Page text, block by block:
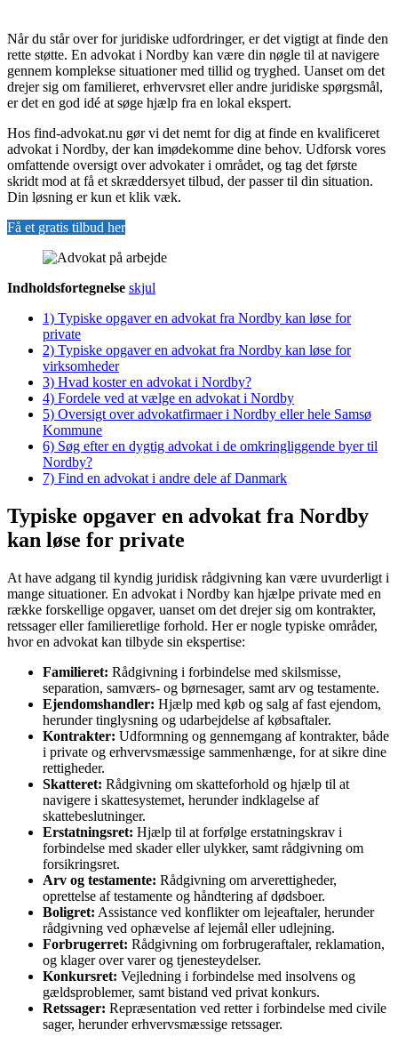
Når du står over for juridiske udfordringer, er det vigtigt at finde den
rette støtte. En advokat i Nordby kan være din nøgle til at navigere
gennem komplekse situationer med tillid og tryghed. Uanset om det
drejer sig om familieret, erhvervsret eller andre juridiske spørgsmål,
er det en god idé at søge hjælp fra en lokal ekspert.
Hos find-advokat.nu gør vi det nemt for dig at finde en kvalificeret
advokat i Nordby, der kan imødekomme dine behov. Udforsk vores
omfattende oversigt over advokater i området, og tag det første
skridt mod at få et skræddersyet tilbud, der passer til din situation.
Din løsning er kun et klik væk.
Få et gratis tilbud her
Indholdsfortegnelse skjul
1) Typiske opgaver en advokat fra Nordby kan løse for
private
2) Typiske opgaver en advokat fra Nordby kan løse for
virksomheder
3) Hvad koster en advokat i Nordby?
4) Fordele ved at vælge en advokat i Nordby
5) Oversigt over advokatfirmaer i Nordby eller hele Samsø
Kommune
6) Søg efter en dygtig advokat i de omkringliggende byer til
Nordby?
7) Find en advokat i andre dele af Danmark
Typiske opgaver en advokat fra Nordby
kan løse for private
At have adgang til kyndig juridisk rådgivning kan være uvurderligt i
mange situationer. En advokat i Nordby kan hjælpe private med en
række forskellige opgaver, uanset om det drejer sig om kontrakter,
retssager eller familieretlige forhold. Her er nogle typiske områder,
hvor en advokat kan tilbyde sin ekspertise:
Familieret: Rådgivning i forbindelse med skilsmisse,
separation, samværs- og børnesager, samt arv og testamente.
Ejendomshandler: Hjælp med køb og salg af fast ejendom,
herunder tinglysning og udarbejdelse af købsaftaler.
Kontrakter: Udformning og gennemgang af kontrakter, både
i private og erhvervsmæssige sammenhænge, for at sikre dine
rettigheder.
Skatteret: Rådgivning om skatteforhold og hjælp til at
navigere i skattesystemet, herunder indklagelse af
skattebeslutninger.
Erstatningsret: Hjælp til at forfølge erstatningskrav i
forbindelse med skader eller ulykker, samt rådgivning om
forsikringsret.
Arv og testamente: Rådgivning om arverettigheder,
oprettelse af testamente og håndtering af dødsboer.
Boligret: Assistance ved konflikter om lejeaftaler, herunder
rådgivning ved ophævelse af lejemål eller udlejning.
Forbrugerret: Rådgivning om forbrugeraftaler, reklamation,
og klager over varer og tjenesteydelser.
Konkursret: Vejledning i forbindelse med insolvens og
gældsproblemer, samt bistand ved privat konkurs.
Retssager: Repræsentation ved retter i forbindelse med civile
sager, herunder erhvervsmæssige retssager.